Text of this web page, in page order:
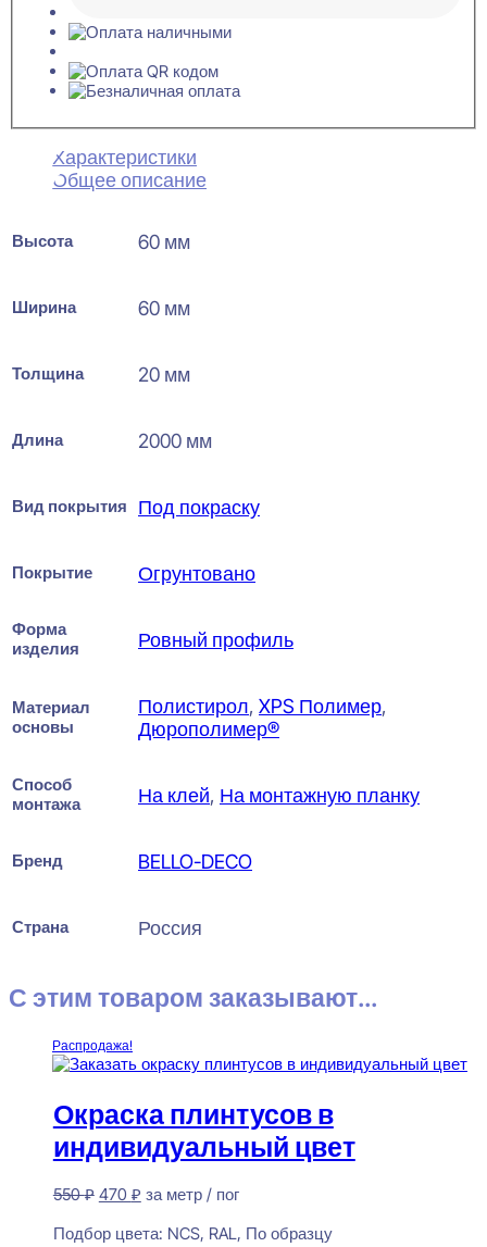
Характеристики
Общее описание
Высота 60 мм
Ширина 60 мм
Толщина 20 мм
Длина 2000 мм
Вид покрытия Под покраску
Покрытие Огрунтовано
Форма
изделия
Ровный профиль
Материал
основы
Полистирол, XPS Полимер,
Дюрополимер®
Способ
монтажа
На клей, На монтажную планку
Бренд BELLO-DECO
Страна Россия
С этим товаром заказывают...
Распродажа!
Окраска плинтусов в
индивидуальный цвет
550₽ Первоначальная
составляла
470 ₽Текущая
470 ₽.
за метр / пог
Подбор цвета: NCS, RAL, По образцу